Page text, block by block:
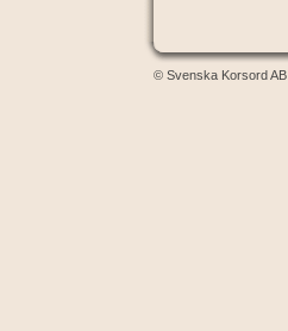
© Svenska Korsord AB